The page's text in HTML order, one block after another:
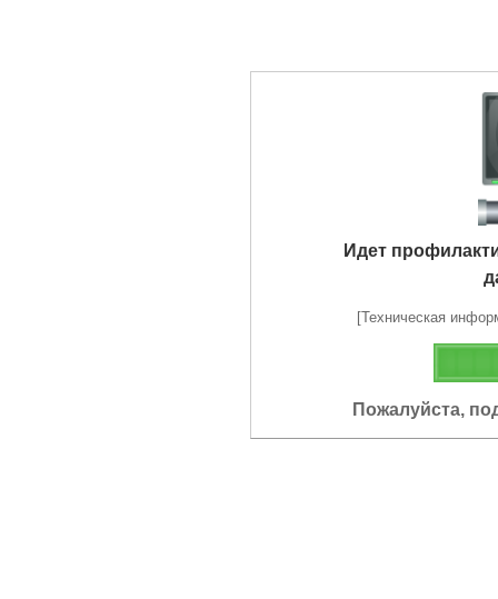
Идет
[Техническая
Пожалуйста,